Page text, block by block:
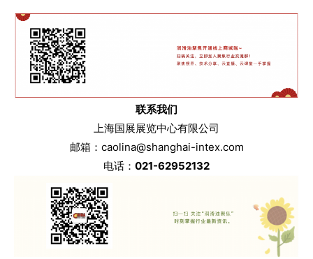
联系我们
上海国展展览中心有限公司
邮箱：caolina@shanghai-intex.com
电话： 021-62952132